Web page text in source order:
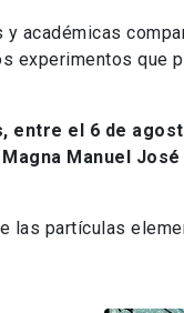
y académicas
experimentos que
entre el 6 de
Magna Manuel
las partículas